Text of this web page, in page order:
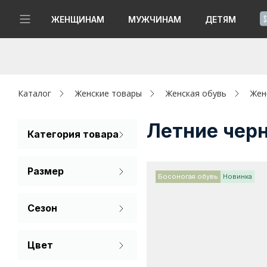
ЖЕНЩИНАМ МУЖЧИНАМ ДЕТЯМ
Женщинам
Капсула
Аутлет
Каталог Женские товары Женская обувь
Категория товара
Размер
42
Сезон
Демисезон
Цвет
Летние
Босоногая обувь Новинка